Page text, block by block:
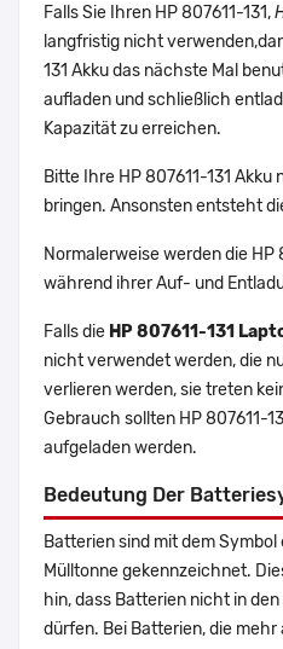
Falls Sie Ihren HP 807611-131,
langfristig nicht
131 Akku das nächste Mal
aufladen und schließlich
Kapazität zu erreichen.
Bitte Ihre HP 807611-131
bringen. Ansonsten entsteht
Normalerweise werden die HP
während ihrer Auf- und
Falls die HP 807611-131
nicht verwendet werden, die
verlieren werden, sie treten
Gebrauch sollten HP 807611-
aufgeladen werden.
Bedeutung Der
Batterien sind mit dem
Mülltonne gekennzeichnet.
hin, dass Batterien nicht in
dürfen. Bei Batterien, die